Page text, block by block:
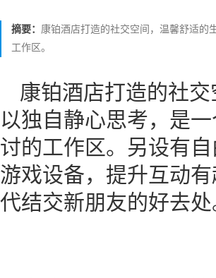
摘要： 康铂酒店打造的社交空间，温馨舒适的
工作区。
康铂酒店打造的社
以独自静心思考，是
讨的工作区。另设有
游戏设备，提升互动
代结交新朋友的好去处